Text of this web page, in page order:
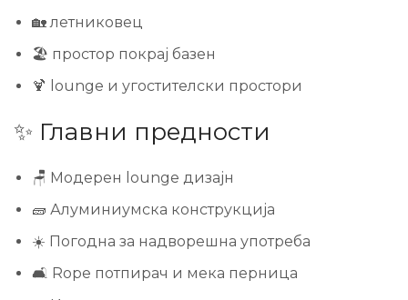
🏡 летниковец
🏖️ простор покрај базен
🍹 lounge и угостителски простори
✨ Главни предности
🪑 Модерен lounge дизајн
🧱 Алуминиумска конструкција
☀️ Погодна за надворешна употреба
🛋️ Rope потпирач и мека перница